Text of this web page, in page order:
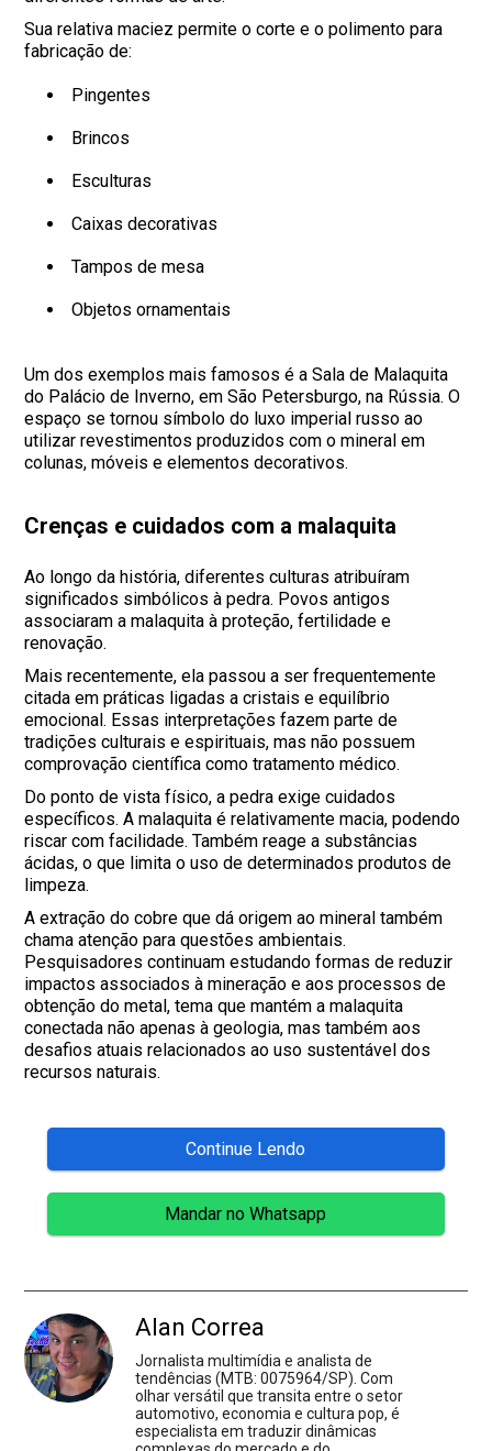
Sua relativa maciez permite o corte e o polimento para
fabricação de:
Pingentes
Brincos
Esculturas
Caixas decorativas
Tampos de mesa
Objetos ornamentais
Um dos exemplos mais famosos é a Sala de Malaquita
do Palácio de Inverno, em São Petersburgo, na Rússia. O
espaço se tornou símbolo do luxo imperial russo ao
utilizar revestimentos produzidos com o mineral em
colunas, móveis e elementos decorativos.
Crenças e cuidados com a malaquita
Ao longo da história, diferentes culturas atribuíram
significados simbólicos à pedra. Povos antigos
associaram a malaquita à proteção, fertilidade e
renovação.
Mais recentemente, ela passou a ser frequentemente
citada em práticas ligadas a cristais e equilíbrio
emocional. Essas interpretações fazem parte de
tradições culturais e espirituais, mas não possuem
comprovação científica como tratamento médico.
Do ponto de vista físico, a pedra exige cuidados
específicos. A malaquita é relativamente macia, podendo
riscar com facilidade. Também reage a substâncias
ácidas, o que limita o uso de determinados produtos de
limpeza.
A extração do cobre que dá origem ao mineral também
chama atenção para questões ambientais.
Pesquisadores continuam estudando formas de reduzir
impactos associados à mineração e aos processos de
obtenção do metal, tema que mantém a malaquita
conectada não apenas à geologia, mas também aos
desafios atuais relacionados ao uso sustentável dos
recursos naturais.
Continue Lendo
Mandar no Whatsapp
Alan Correa
Jornalista multimídia e analista de
tendências (MTB: 0075964/SP). Com
olhar versátil que transita entre o setor
automotivo, economia e cultura pop, é
especialista em traduzir dinâmicas